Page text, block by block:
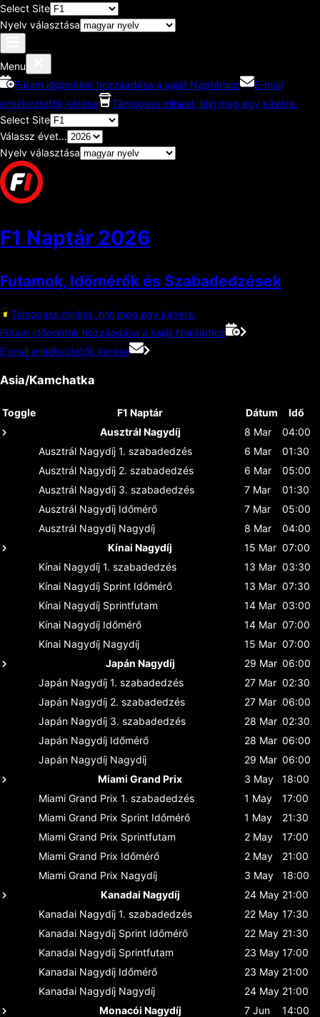
Select Site
Nyelv választása
Menu
Futam időpontok hozzáadása a saját Naptárhoz
E-mail
emlékeztetők kérése
Támogass minket, hívj meg egy kávéra.
Select Site
Válassz évet...
Nyelv választása
F1 Naptár 2026
Futamok, Időmérők és Szabadedzések
Támogass minket, hívj meg egy kávéra.
Futam időpontok hozzáadása a saját Naptárhoz
E-mail emlékeztetők kérése
Asia/Kamchatka
Toggle F1 Naptár Dátum
Idő
Ausztrál Nagydíj
8 Mar
04:00
Ausztrál Nagydíj 1. szabadedzés 6 Mar
01:30
Ausztrál Nagydíj 2. szabadedzés 6 Mar
05:00
Ausztrál Nagydíj 3. szabadedzés 7 Mar
01:30
Ausztrál Nagydíj Időmérő 7 Mar
05:00
Ausztrál Nagydíj Nagydíj 8 Mar
04:00
Kínai Nagydíj
15 Mar 07:00
Kínai Nagydíj 1. szabadedzés 13 Mar 03:30
Kínai Nagydíj Sprint Időmérő 13 Mar 07:30
Kínai Nagydíj Sprintfutam 14 Mar 03:00
Kínai Nagydíj Időmérő 14 Mar 07:00
Kínai Nagydíj Nagydíj 15 Mar 07:00
Japán Nagydíj
29 Mar 06:00
Japán Nagydíj 1. szabadedzés 27 Mar 02:30
Japán Nagydíj 2. szabadedzés 27 Mar 06:00
Japán Nagydíj 3. szabadedzés 28 Mar 02:30
Japán Nagydíj Időmérő 28 Mar 06:00
Japán Nagydíj Nagydíj 29 Mar 06:00
Miami Grand Prix
3 May
18:00
Miami Grand Prix 1. szabadedzés 1 May
17:00
Miami Grand Prix Sprint Időmérő 1 May
21:30
Miami Grand Prix Sprintfutam 2 May
17:00
Miami Grand Prix Időmérő 2 May
21:00
Miami Grand Prix Nagydíj 3 May
18:00
Kanadai Nagydíj
24 May 21:00
Kanadai Nagydíj 1. szabadedzés 22 May 17:30
Kanadai Nagydíj Sprint Időmérő 22 May 21:30
Kanadai Nagydíj Sprintfutam 23 May 17:00
Kanadai Nagydíj Időmérő 23 May 21:00
Kanadai Nagydíj Nagydíj 24 May 21:00
Monacói Nagydíj
7 Jun
14:00